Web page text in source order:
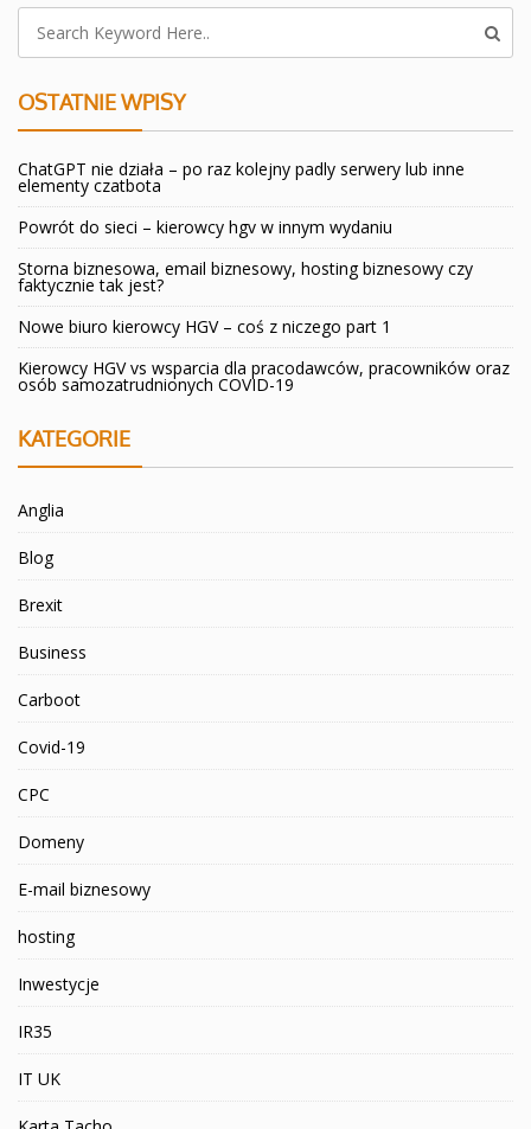
OSTATNIE WPISY
ChatGPT nie działa – po raz kolejny padly serwery lub inne
elementy czatbota
Powrót do sieci – kierowcy hgv w innym wydaniu
Storna biznesowa, email biznesowy, hosting biznesowy czy
faktycznie tak jest?
Nowe biuro kierowcy HGV – coś z niczego part 1
Kierowcy HGV vs wsparcia dla pracodawców, pracowników oraz
osób samozatrudnionych COVID-19
KATEGORIE
Anglia
Blog
Brexit
Business
Carboot
Covid-19
CPC
Domeny
E-mail biznesowy
hosting
Inwestycje
IR35
IT UK